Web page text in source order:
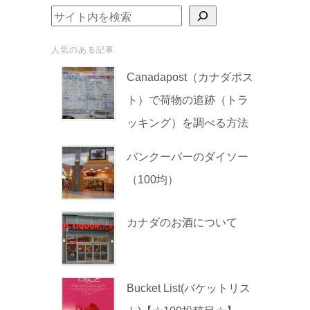
検索
人気のある記事
Canadapost（カナダポス
ト）で荷物の追跡（トラ
ッキング）を調べる方法
バンクーバーのダイソー
（100均）
カナダのお酒について
Bucket List(バケットリス